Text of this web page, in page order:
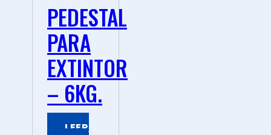
PEDESTAL
PARA
EXTINTOR
– 6KG.
LEER